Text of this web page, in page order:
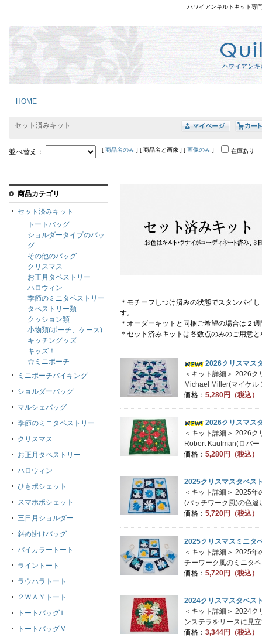
ハワイアンキルトキット専
HOME
セット済みキット
並べ替え： [ 商品名のみ ] [ 商品名と画像 ] [ 画像のみ ] 在庫あり
＊モチーフしつけ済みの状態でスタンバイ
す。
＊オーダーキットと同梱ご希望の場合は２
＊セット済みキットは各数点のみのご用意
2026クリスマス
＜キット詳細＞ 2026
Michael Miller(マイケル
価格： 5,280円（税込）
2026クリスマス
＜キット詳細＞ 2026
Robert Kaufman(ロバ
価格： 5,280円（税込）
2025クリスマスタペス
＜キット詳細＞ 2025
(パッチワーク風)の色違
価格： 5,720円（税込）
2025クリスマスミニタ
＜キット詳細＞ 2025
チーワーク風のミニタ
価格： 5,720円（税込）
2024クリスマスタペス
＜キット詳細＞ 2024
ンステラをリースに見
価格： 3,344円（税込）
商品カテゴリ
セット済みキット
トートバッグ
ショルダータイプのバッ
グ
その他のバッグ
クリスマス
お正月タペストリー
ハロウィン
季節のミニタペストリー
タペストリー類
クッション類
小物類(ポーチ、ケース)
キッチングッズ
キッズ！
☆ミニポーチ
ミニポーチバイキング
ショルダーバッグ
マルシェバッグ
季節のミニタペストリー
クリスマス
お正月タペストリー
ハロウィン
ひもポシェット
スマホポシェット
三日月ショルダー
斜め掛けバッグ
バイカラートート
ライントート
ラウハラトート
２ＷＡＹトート
トートバッグＬ
トートバッグＭ